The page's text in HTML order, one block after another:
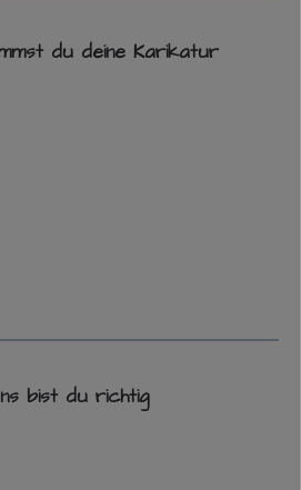
du deine Karikatur
bist du richtig